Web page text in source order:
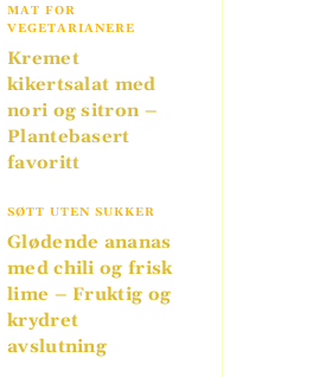
MAT FOR
VEGETARIANERE
Kremet
kikertsalat med
nori og sitron –
Plantebasert
favoritt
SØTT UTEN SUKKER
Glødende ananas
med chili og frisk
lime – Fruktig og
krydret
avslutning